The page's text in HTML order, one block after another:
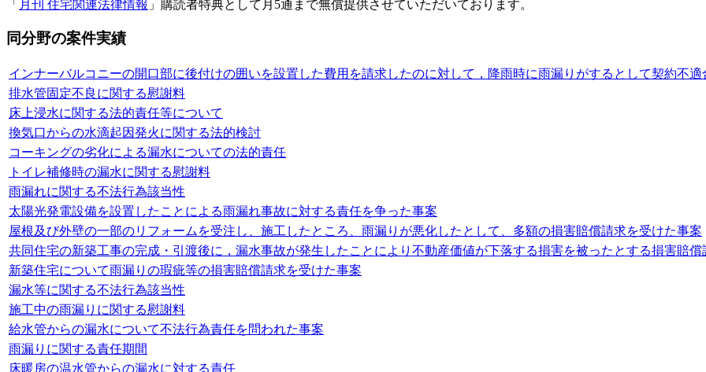
「 月刊 住宅関連法律情報 」購読者特典として月5通まで無償提供させていただいております。
同分野の案件実績
インナーバルコニーの開口部に後付けの囲いを設置した費用を請求したのに対して，降雨時に雨漏りがするとして契約不
排水管固定不良に関する慰謝料
床上浸水に関する法的責任等について
換気口からの水滴起因発火に関する法的検討
コーキングの劣化による漏水についての法的責任
トイレ補修時の漏水に関する慰謝料
雨漏れに関する不法行為該当性
太陽光発電設備を設置したことによる雨漏れ事故に対する責任を争った事案
屋根及び外壁の一部のリフォームを受注し、施工したところ、雨漏りが悪化したとして、多額の損害賠償請求を受けた事案
共同住宅の新築工事の完成・引渡後に，漏水事故が発生したことにより不動産価値が下落する損害を被ったとする損害賠
新築住宅について雨漏りの瑕疵等の損害賠償請求を受けた事案
漏水等に関する不法行為該当性
施工中の雨漏りに関する慰謝料
給水管からの漏水について不法行為責任を問われた事案
雨漏りに関する責任期間
床暖房の温水管からの漏水に対する責任